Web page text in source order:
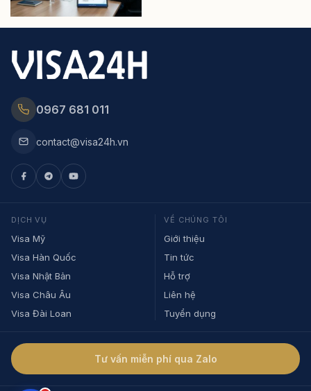
0967 681 011
contact@visa24h.vn
DỊCH VỤ
Visa Mỹ
Visa Hàn Quốc
Visa Nhật Bản
Visa Châu Âu
Visa Đài Loan
VỀ CHÚNG TÔI
Giới thiệu
Tin tức
Hỗ trợ
Liên hệ
Tuyển dụng
Tư vấn miễn phí qua Zalo